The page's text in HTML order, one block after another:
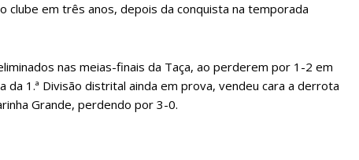
DIGITAL
16
12
Acesso ao conteúdo
clube em três anos, depois da conquista na temporada
nas meias-finais da Taça, ao perderem por 1-2 em
da 1.ª Divisão distrital ainda em prova, vendeu cara a derrota
Grande, perdendo por 3-0.